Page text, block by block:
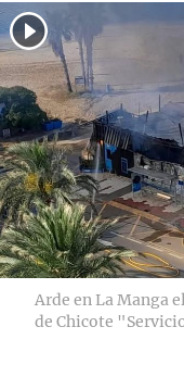
Arde en La Manga
de Chicote